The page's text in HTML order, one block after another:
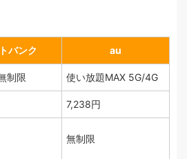
バンク
au
制限 使い放題MAX 5G/4G
7,238円
無制限